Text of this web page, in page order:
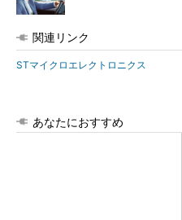
関連リンク
STマイクロエレクトロニクス
あなたにおすすめ